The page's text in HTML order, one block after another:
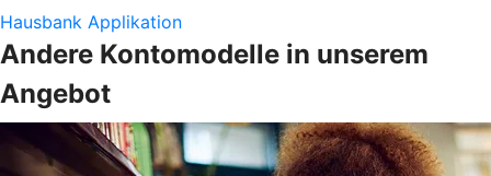
Hausbank Applikation
Andere Kontomodelle in unserem
Angebot